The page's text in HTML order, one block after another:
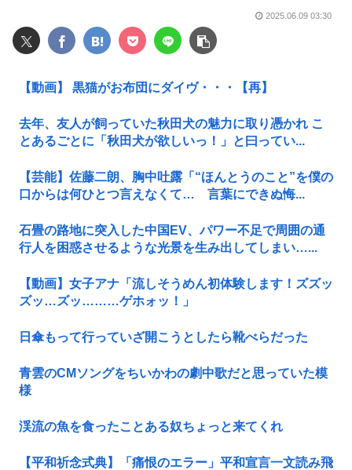
2025.06.09 03:30
【動画】 黒猫がお布団にダイヴ・・・【再】
去年、友人が飼っていた秋田犬の魅力に取り憑かれ こ
とあるごとに「秋田犬が欲しいっ！」と曰ってい...
【芸能】佐藤二朗、胸中吐露「“ほんとうのこと”を僕の
口からは何ひとつ言えなくて… 言葉にできぬ悔...
石畳の路地に突入した中国EV、パワー不足で周囲の通
行人を困惑させるような光景を生み出してしまい…...
【動画】女子アナ「流しそうめん初体験します！ズズッ
ズッ…ズッ………ゲホォッ！」
日傘もって行っていざ開こうとしたら靴べらだった
青雲のCMソングをちいかわの劇中歌だと思っていた模
様
渓流の魚を食ったことある奴ちょっと来てくれ
【平和祈念式典】「痛恨のエラー」平和宣言一文読み飛